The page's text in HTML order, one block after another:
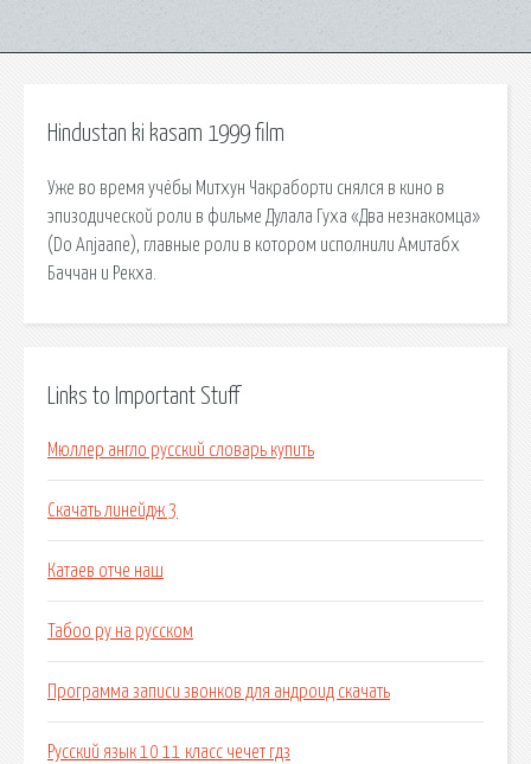
Hindustan ki kasam 1999 film
Уже во время учёбы Митхун Чакраборти снялся в кино в
эпизодической роли в фильме Дулала Гуха «Два незнакомца»
(Do Anjaane), главные роли в котором исполнили Амитабх
Баччан и Рекха.
Links to Important Stuff
Мюллер англо русский словарь купить
Скачать линейдж 3
Катаев отче наш
Табоо ру на русском
Программа записи звонков для андроид скачать
Русский язык 10 11 класс чечет гдз